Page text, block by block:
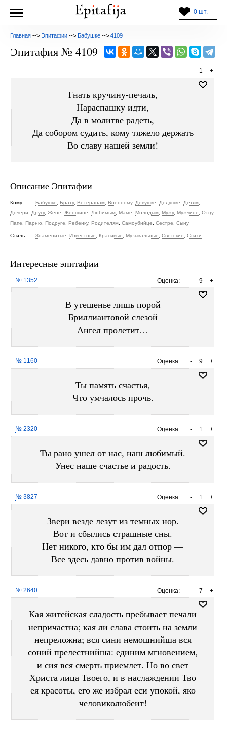
0 шт.
Главная --> Эпитафии --> Бабушке --> 4109
Эпитафия № 4109
+
-1
-
Гнать кручину-печаль,
Нараспашку идти,
Да в молитве радеть,
Да собором судить, кому тяжело держать
Во славу нашей земли!
Описание Эпитафии
Кому: Бабушке Брату, Ветеранам Военному, Девушке Дедушке Детям
Дочери
Другу, Жене Женщине Любимым Маме Молодым Мужу, Мужчине Отцу,
Папе
Парню Подруге Ребенку, Родителям Самоубийце Сестре Сыну
Стиль: Знаменитые Известные Красивые Музыкальные Светские Стихи
Интересные эпитафии
Оценка: +
9
-
№ 1352
В утешенье лишь порой
Бриллиантовой слезой
Ангел пролетит…
Оценка: +
9
-
№ 1160
Ты память счастья,
Что умчалось прочь.
Оценка: +
1
-
№ 2320
Ты рано ушел от нас, наш любимый.
Унес наше счастье и радость.
Оценка: +
1
-
№ 3827
Звери везде лезут из темных нор.
Вот и сбылись страшные сны.
Нет никого, кто бы им дал отпор —
Все здесь давно против войны.
Оценка: +
7
-
№ 2640
Кая житейская сладость пребывает печали
непричастна; кая ли слава стоить на земли
непреложна; вся сини немошнийша вся
соний прелестнийша: единим мгновением,
и сия вся смерть приемлет. Но во свет
Христа лица Твоего, и в наслаждении Тво
ея красоты, его же избрал еси упокой, яко
человиколюбеит!